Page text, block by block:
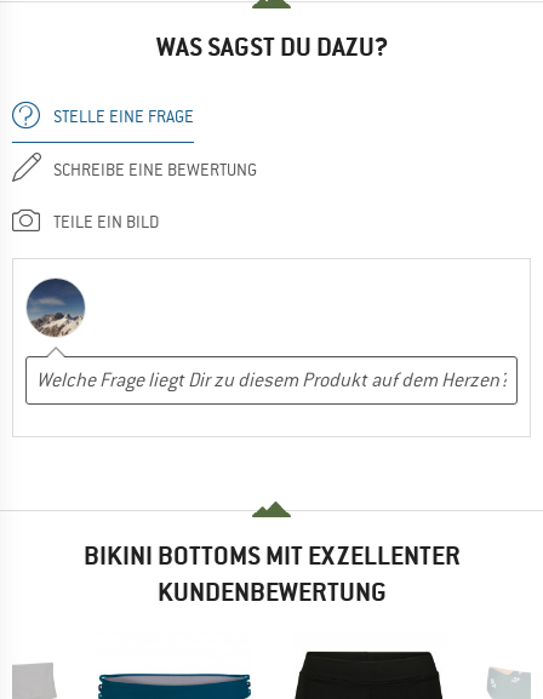
WAS SAGST DU DAZU?
STELLE EINE FRAGE
SCHREIBE EINE BEWERTUNG
TEILE EIN BILD
BIKINI BOTTOMS MIT EXZELLENTER
KUNDENBEWERTUNG